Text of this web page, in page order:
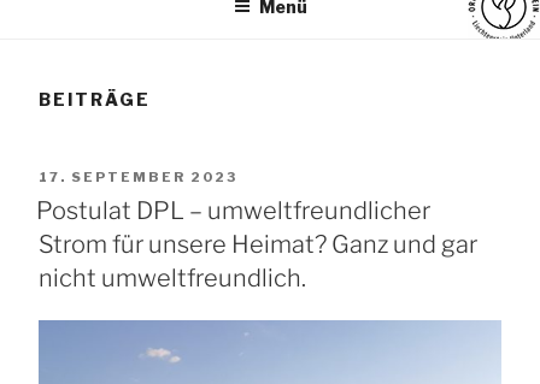
Menü
BEITRÄGE
VERÖFFENTLICHT
AM
17. SEPTEMBER 2023
Postulat DPL – umweltfreundlicher
Strom für unsere Heimat? Ganz und gar
nicht umweltfreundlich.